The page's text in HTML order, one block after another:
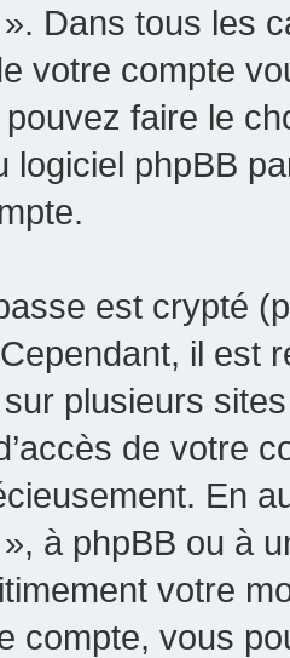
Dans tous les
votre compte
faire le
logiciel phpBB
est crypté
il est
plusieurs
de votre
En
à phpBB ou à
votre
compte, vous